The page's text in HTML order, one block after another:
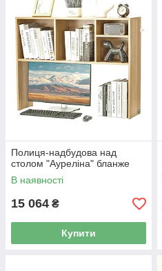
Полиця-надбудова над
столом "Ауреліна" бланже
В наявності
15 064 ₴
Купити